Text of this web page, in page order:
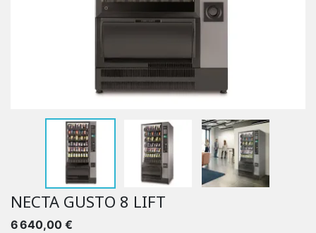
NECTA GUSTO 8 LIFT
6 640,00 €